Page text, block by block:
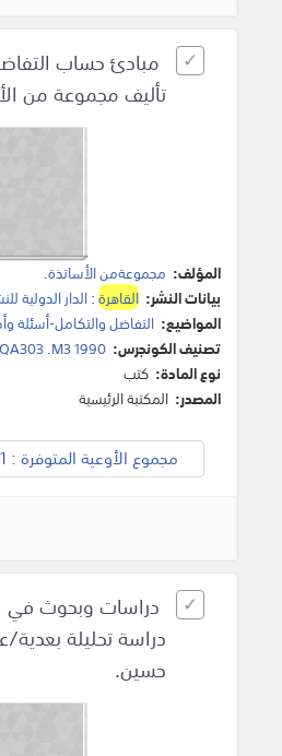
مبادئ حساب
تأليف مجموعة من
المؤلف: مجموعةمن الأساتذة.
بيانات النشر: القاهرة:الدار الدولية
المواضيع: التفاضل والتكامل-أسئلة
تصنيف الكونجرس: QA303 .M3 1990
نوع المادة: كتب
المصدر: المكتبة الرئيسية
مجموع الأوعية المتوفرة : 1
دراسات وبحوث في
دراسة تحليلة
حسين.